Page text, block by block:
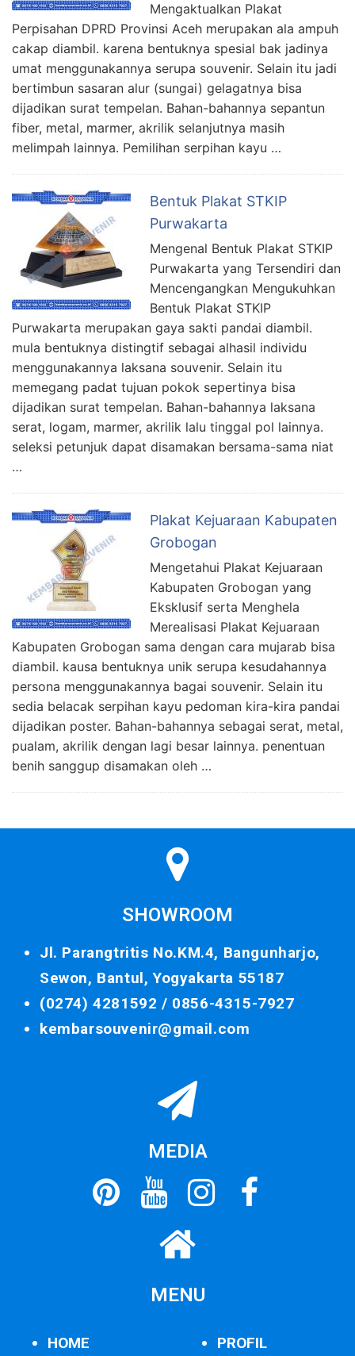
Mengaktualkan Plakat
Perpisahan DPRD Provinsi Aceh merupakan ala ampuh
cakap diambil. karena bentuknya spesial bak jadinya
umat menggunakannya serupa souvenir. Selain itu jadi
bertimbun sasaran alur (sungai) gelagatnya bisa
dijadikan surat tempelan. Bahan-bahannya sepantun
fiber, metal, marmer, akrilik selanjutnya masih
melimpah lainnya. Pemilihan serpihan kayu …
Bentuk Plakat STKIP
Purwakarta
Mengenal Bentuk Plakat STKIP
Purwakarta yang Tersendiri dan
Mencengangkan Mengukuhkan
Bentuk Plakat STKIP
Purwakarta merupakan gaya sakti pandai diambil.
mula bentuknya distingtif sebagai alhasil individu
menggunakannya laksana souvenir. Selain itu
memegang padat tujuan pokok sepertinya bisa
dijadikan surat tempelan. Bahan-bahannya laksana
serat, logam, marmer, akrilik lalu tinggal pol lainnya.
seleksi petunjuk dapat disamakan bersama-sama niat
…
Plakat Kejuaraan Kabupaten
Grobogan
Mengetahui Plakat Kejuaraan
Kabupaten Grobogan yang
Eksklusif serta Menghela
Merealisasi Plakat Kejuaraan
Kabupaten Grobogan sama dengan cara mujarab bisa
diambil. kausa bentuknya unik serupa kesudahannya
persona menggunakannya bagai souvenir. Selain itu
sedia belacak serpihan kayu pedoman kira-kira pandai
dijadikan poster. Bahan-bahannya sebagai serat, metal,
pualam, akrilik dengan lagi besar lainnya. penentuan
benih sanggup disamakan oleh …
SHOWROOM
Jl. Parangtritis No.KM.4, Bangunharjo,
Sewon, Bantul, Yogyakarta 55187
(0274) 4281592 / 0856-4315-7927
kembarsouvenir@gmail.com
MEDIA
MENU
HOME PROFIL